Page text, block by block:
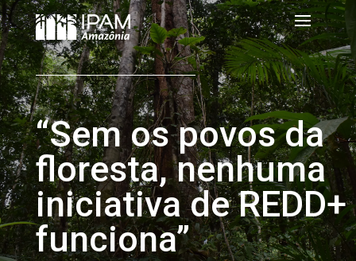
“Sem os povos da
floresta, nenhuma
iniciativa de REDD+
funciona”